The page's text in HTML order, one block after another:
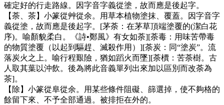
確定好的行走路線。因字音字義從塗，故而應是後起字。
【荼、茶】小篆從艸從余。用草本植物塗抹、覆蓋。因字音字
義從塗，故而應是後起字。[茅荼：在茅草頂端塗覆的(潔白花
序)。喻顏貌柔白。《詩•鄭風》有女如荼][荼毒：用味苦帶毒
的物質塗覆（以起到驅趕、滅殺作用）][荼炭：同“塗炭”。流
落炭火之上。喻行程艱險，猶如蹈火而墜][荼檟：苦荼樹。古
人取其葉以沖飲。後為將此音義單列出來加以區別而改荼為
茶]。
【除】小篆從阜從余。用某些條件阻礙、篩選掉，使不夠格的
餘留下來、不予全部通過。被排拒在外的。